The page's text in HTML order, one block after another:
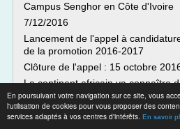
En poursuivant votre navigation sur ce site, vous
l'utilisation de cookies pour vous proposer des
services adaptés à vos centres d'intérêts. En savoir
Campus Senghor en Côte d'Ivoire
7/12/2016
Lancement de l'appel à
de la promotion 2016-2017
Clôture de l'appel : 15 octobre
Le continent africain va connaître
années une révolution
population à quelques deux
besoins de formation vont être